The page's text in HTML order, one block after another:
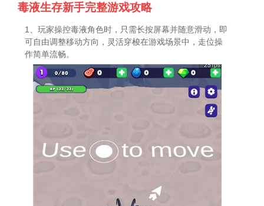
毒液生存新手完整游戏攻略
1、玩家操控毒液角色时，只需长按屏幕并随意滑动，即
可自由调整移动方向，灵活穿梭在游戏场景中，走位操
作简单流畅。